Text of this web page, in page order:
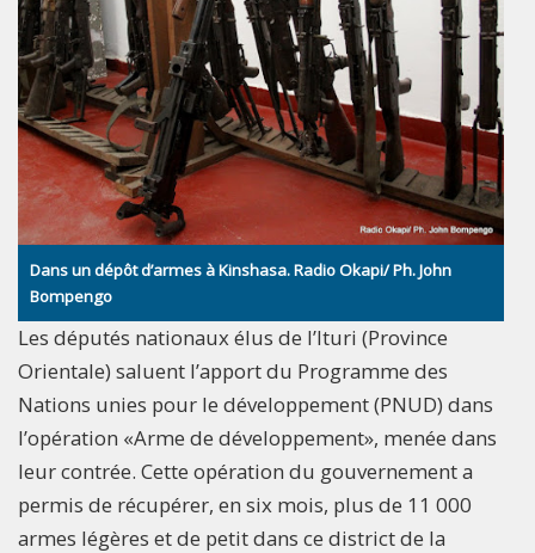
Dans un dépôt d’armes à Kinshasa. Radio Okapi/ Ph. John
Bompengo
Les députés nationaux élus de l’Ituri (Province
Orientale) saluent l’apport du Programme des
Nations unies pour le développement (PNUD) dans
l’opération «Arme de développement», menée dans
leur contrée. Cette opération du gouvernement a
permis de récupérer, en six mois, plus de 11 000
armes légères et de petit dans ce district de la